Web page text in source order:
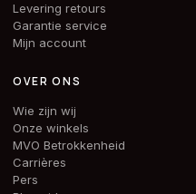
Levering retours
Garantie service
Mijn account
OVER ONS
Wie zijn wij
Onze winkels
MVO Betrokkenheid
Carrières
Pers